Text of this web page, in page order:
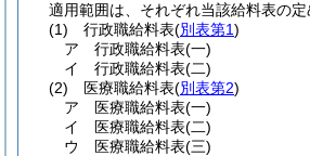
適用範囲は、それぞれ当該給料表の定
(1)
行政職給料表(別表第1)
ア
行政職給料表(一)
イ
行政職給料表(二)
(2)
医療職給料表(別表第2)
ア
医療職給料表(一)
イ
医療職給料表(二)
ウ
医療職給料表(三)